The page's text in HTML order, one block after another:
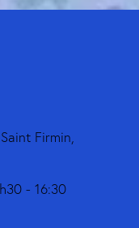
Firmin,
- 16:30